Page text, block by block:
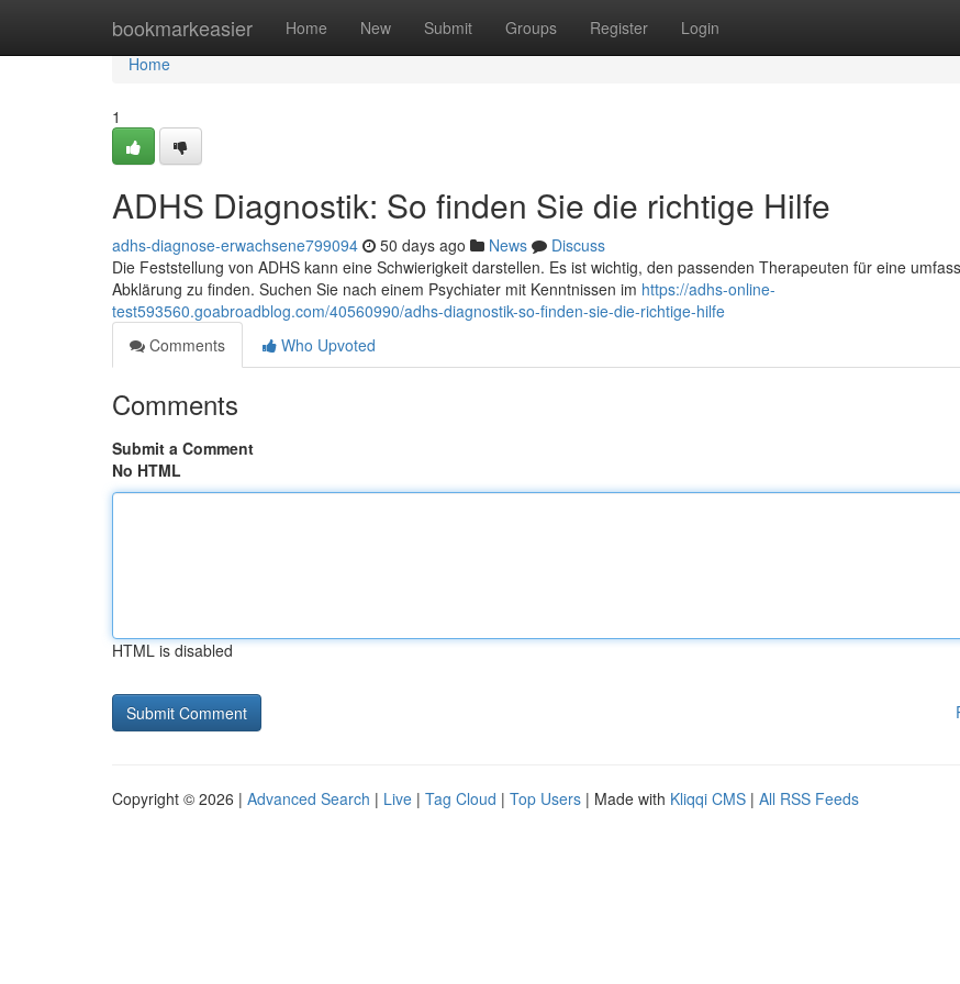
bookmarkeasier Home New Submit Groups Register Login
Home
Home
1
ADHS Diagnostik: So finden Sie die richtige Hilfe
adhs-diagnose-erwachsene799094 50 days ago News
Discuss
Die Feststellung von ADHS kann eine Schwierigkeit darstellen. Es ist wichtig, den passenden Therapeuten für eine
Abklärung zu finden. Suchen Sie nach einem Psychiater mit Kenntnissen im https://adhs-online-
test593560.goabroadblog.com/40560990/adhs-diagnostik-so-finden-sie-die-richtige-hilfe
Comments
Who Upvoted
Comments
Submit a Comment
No HTML
HTML is disabled
Copyright © 2026 | Advanced Search | Live | Tag Cloud | Top Users | Made with Kliqqi CMS | All RSS Feeds